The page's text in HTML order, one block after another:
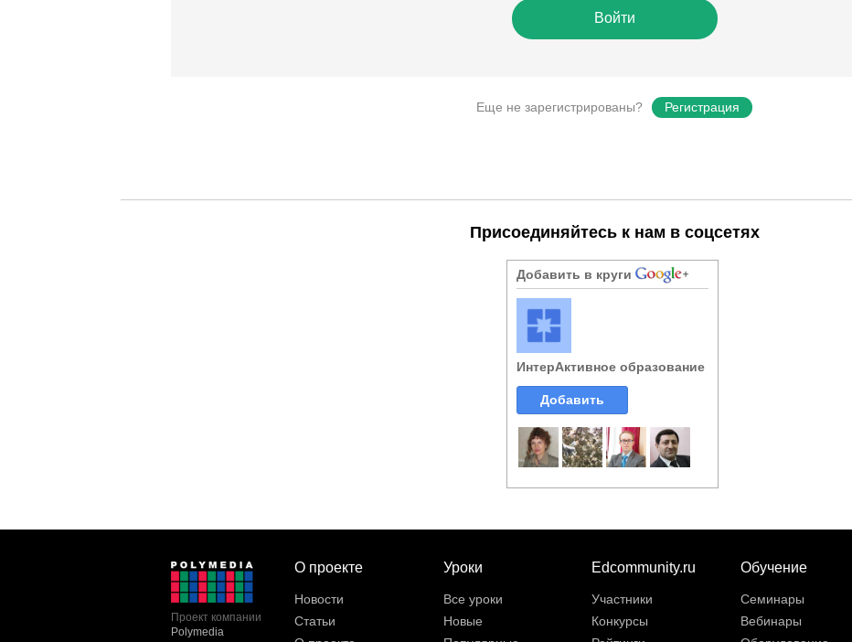
Еще не зарегистрированы? Регистрация
Присоединяйтесь к нам в соцсетях
Добавить в круги
ИнтерАктивное образование
Добавить
Проект компании
Polymedia
О проекте
Новости
Статьи
Уроки
Все уроки
Новые
Edcommunity.ru
Участники
Конкурсы
Обучение
Семинары
Вебинары